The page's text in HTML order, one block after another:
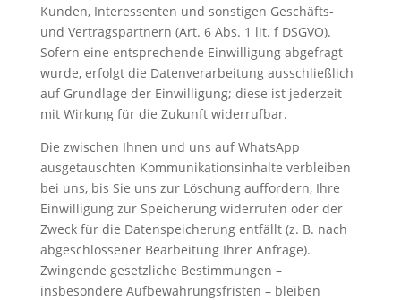
Kunden, Interessenten und sonstigen Geschäfts-
und Vertragspartnern (Art. 6 Abs. 1 lit. f DSGVO).
Sofern eine entsprechende Einwilligung abgefragt
wurde, erfolgt die Datenverarbeitung ausschließlich
auf Grundlage der Einwilligung; diese ist jederzeit
mit Wirkung für die Zukunft widerrufbar.
Die zwischen Ihnen und uns auf WhatsApp
ausgetauschten Kommunikationsinhalte verbleiben
bei uns, bis Sie uns zur Löschung auffordern, Ihre
Einwilligung zur Speicherung widerrufen oder der
Zweck für die Datenspeicherung entfällt (z. B. nach
abgeschlossener Bearbeitung Ihrer Anfrage).
Zwingende gesetzliche Bestimmungen –
insbesondere Aufbewahrungsfristen – bleiben